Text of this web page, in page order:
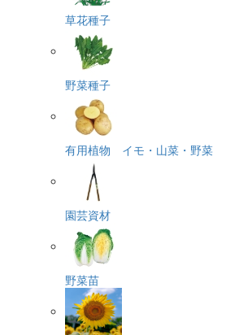
草花種子
野菜種子
有用植物 イモ・山菜・野菜
園芸資材
野菜苗